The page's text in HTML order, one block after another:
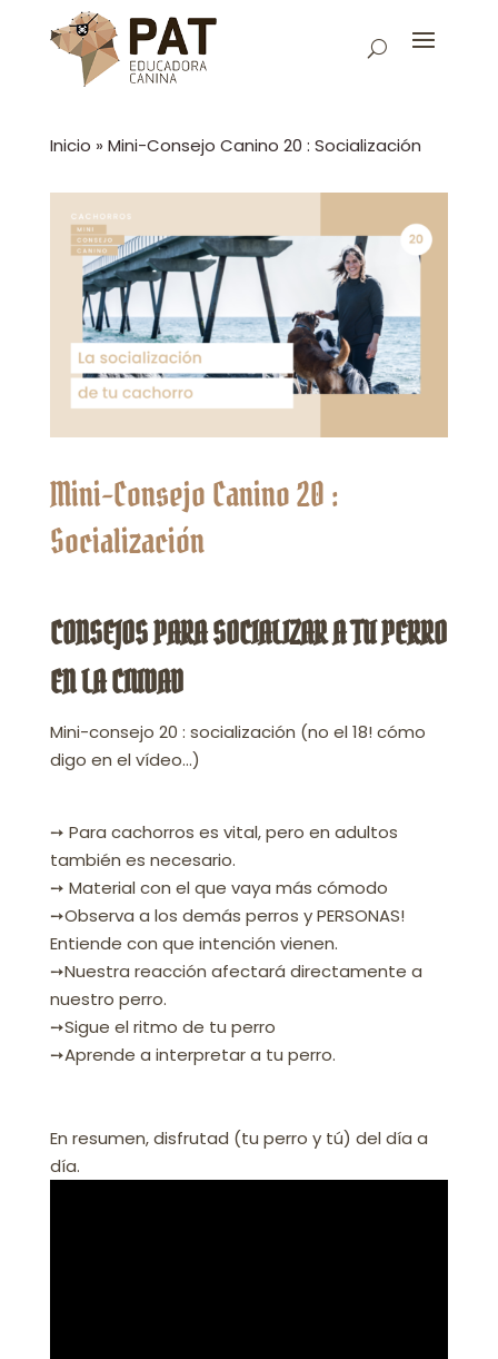
Inicio » Mini-Consejo Canino 20 : Socialización
Mini-Consejo Canino 20 :
Socialización
CONSEJOS PARA SOCIALIZAR A TU PERRO
EN LA CIUDAD
Mini-consejo 20 : socialización (no el 18! cómo
digo en el vídeo…)
➙ Para cachorros es vital, pero en adultos
también es necesario.
➙ Material con el que vaya más cómodo
➙Observa a los demás perros y PERSONAS!
Entiende con que intención vienen.
➙Nuestra reacción afectará directamente a
nuestro perro.
➙Sigue el ritmo de tu perro
➙Aprende a interpretar a tu perro.
En resumen, disfrutad (tu perro y tú) del día a
día.